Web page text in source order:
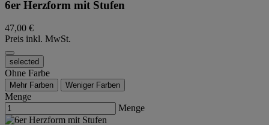
6er Herzform mit Stufen
47,00 €
Preis inkl. MwSt.
selected
Ohne Farbe
Mehr Farben Weniger Farben
Menge
Menge